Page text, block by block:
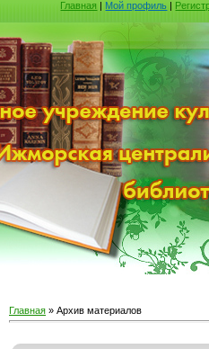
Главная | Мой профиль |
Главная » Архив материалов